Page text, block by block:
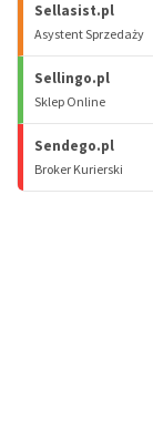
Sellasist.pl
Asystent Sprzedaży
Sellingo.pl
Sklep Online
Sendego.pl
Broker Kurierski